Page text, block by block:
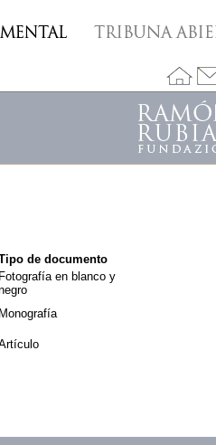
de documento
Fotografía en blanco y
Monografía